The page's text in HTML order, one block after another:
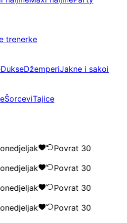
trenerke
DukseDžemperiJakne i sakoi
ŠorceviTajice
Povrat 30
Povrat 30
Povrat 30
Povrat 30